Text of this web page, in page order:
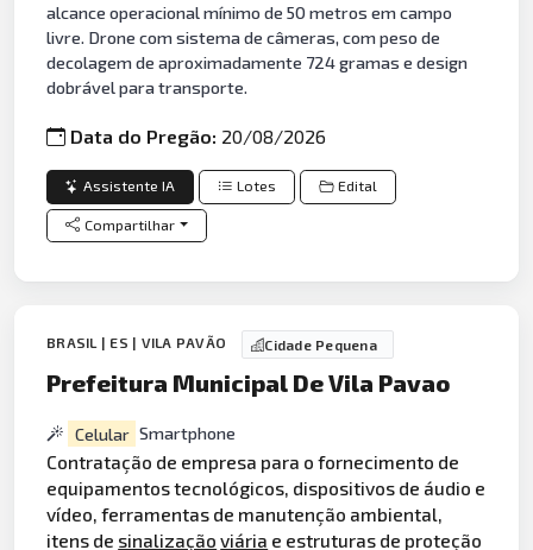
alcance operacional mínimo de 50 metros em campo
livre. Drone com sistema de câmeras, com peso de
decolagem de aproximadamente 724 gramas e design
dobrável para transporte.
Data do Pregão: 20/08/2026
Assistente IA Lotes Edital
Compartilhar
BRASIL | ES | VILA PAVÃO Cidade Pequena
Prefeitura Municipal De Vila Pavao
Celular Smartphone
Contratação de empresa para o fornecimento de
equipamentos tecnológicos, dispositivos de áudio e
vídeo, ferramentas de manutenção ambiental,
itens de sinalização viária e estruturas de proteção